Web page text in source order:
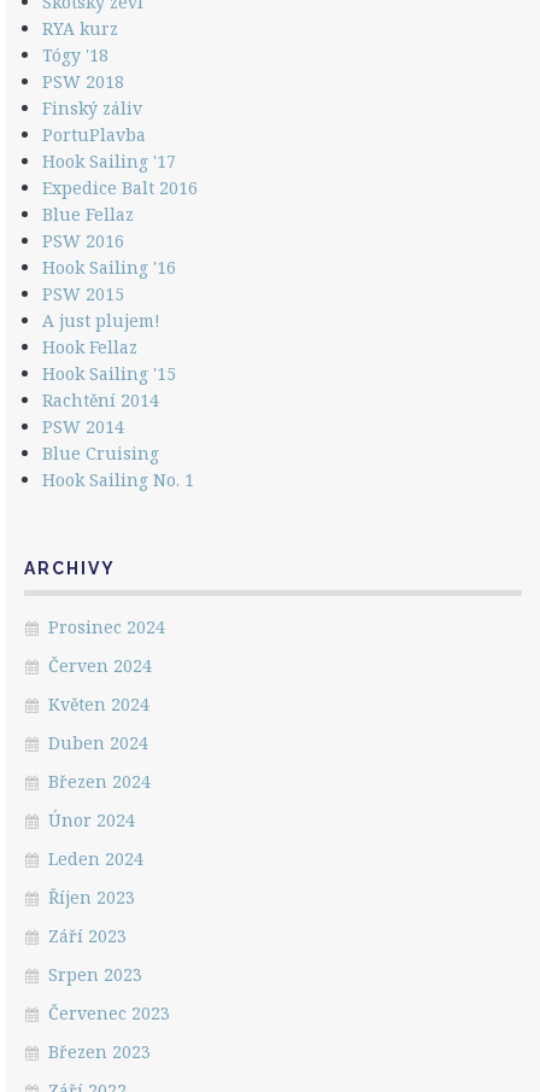
RYA kurz
Tógy '18
PSW 2018
Finský záliv
PortuPlavba
Hook Sailing '17
Expedice Balt 2016
Blue Fellaz
PSW 2016
Hook Sailing '16
PSW 2015
A just plujem!
Hook Fellaz
Hook Sailing '15
Rachtění 2014
PSW 2014
Blue Cruising
Hook Sailing No. 1
ARCHIVY
Prosinec 2024
Červen 2024
Květen 2024
Duben 2024
Březen 2024
Únor 2024
Leden 2024
Říjen 2023
Září 2023
Srpen 2023
Červenec 2023
Březen 2023